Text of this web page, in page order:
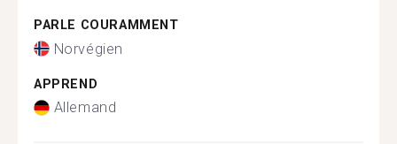
PARLE COURAMMENT
Norvégien
APPREND
Allemand